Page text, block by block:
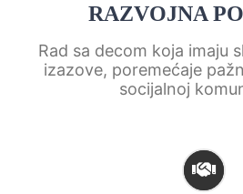
RAZVOJNA
Rad sa decom koja imaju
izazove, poremećaje
socijalnoj